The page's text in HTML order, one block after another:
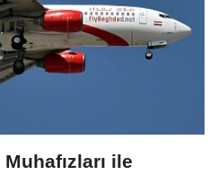
ile